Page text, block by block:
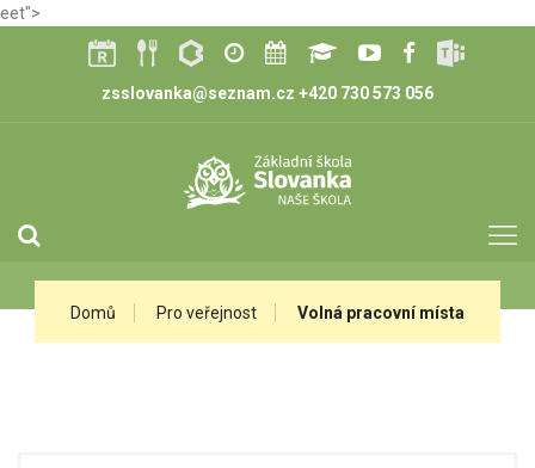
eet">
zsslovanka@seznam.cz +420 730 573 056
Domů Pro veřejnost Volná pracovní místa